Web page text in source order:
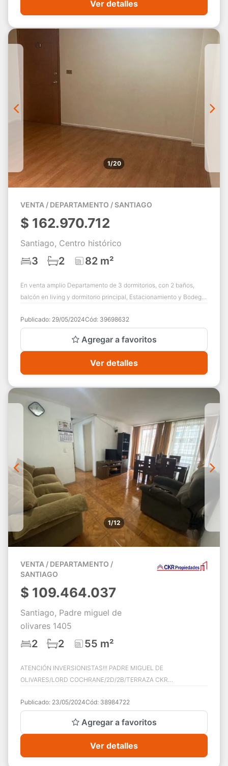
Ver detalles
1/20
VENTA / DEPARTAMENTO / SANTIAGO
$ 162.970.712
Santiago, Centro histórico
3 2 82 m²
En venta amplio Departamento de 3 dormitorios, con 2 baños,
balcón en living y dormitorio principal, Estacionamiento y Bodega.
Publicado: 29/05/2024Cód: 39698632
Agregar a favoritos
Ver detalles
1/12
VENTA / DEPARTAMENTO /
SANTIAGO
$ 109.464.037
Santiago, Padre miguel de
olivares 1405
2 2 55 m²
ATENCIÓN INVERSIONISTAS!!! PADRE MIGUEL DE
OLIVARES/LORD COCHRANE/2D/2B/TERRAZA CKR
dormitorios (princip...
Publicado: 23/05/2024Cód: 38984722
Agregar a favoritos
Ver detalles